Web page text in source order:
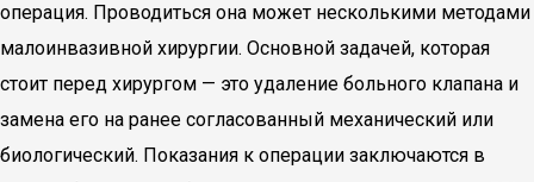
операция. Проводиться она может несколькими методами
малоинвазивной хирургии. Основной задачей, которая
стоит перед хирургом — это удаление больного клапана и
замена его на ранее согласованный механический или
биологический. Показания к операции заключаются в